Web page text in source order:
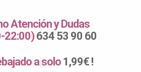
Atención y Dudas
22:00)634 53 90 60
a solo 1,99€ !